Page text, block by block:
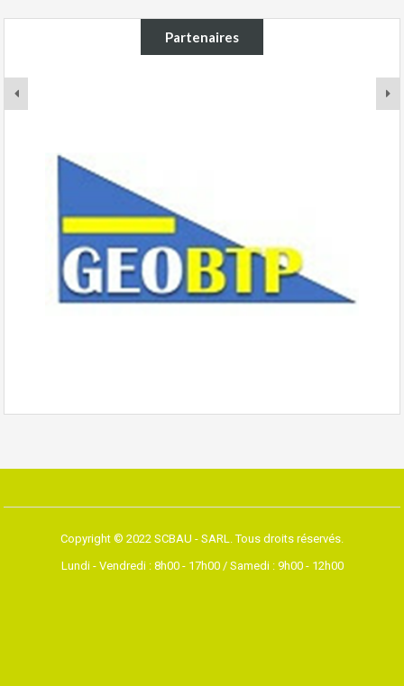
Partenaires
Copyright © 2022 SCBAU - SARL. Tous droits réservés.
Lundi - Vendredi : 8h00 - 17h00 / Samedi : 9h00 - 12h00